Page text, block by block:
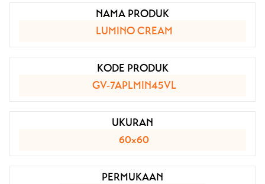
NAMA PRODUK
LUMINO CREAM
KODE PRODUK
GV-7APLMIN45VL
UKURAN
60x60
PERMUKAAN